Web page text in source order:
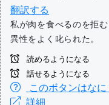
翻訳する
私が肉を食べるのを拒
異性をよく叱られた。
読めるようになる
話せるようになる
このボタンはなに
詳細